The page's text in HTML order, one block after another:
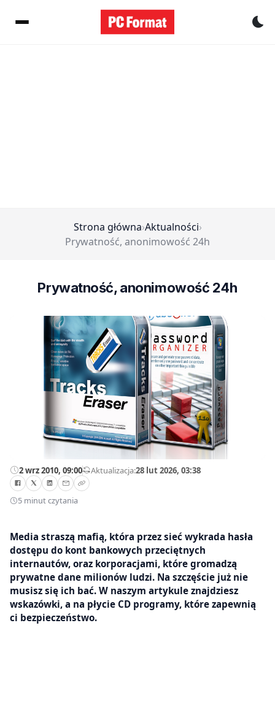
Strona główna›Aktualności›
Prywatność, anonimowość 24h
Prywatność, anonimowość 24h
2 wrz 2010, 09:00—Aktualizacja:28 lut 2026, 03:38
5 minut czytania
Media straszą mafią, która przez sieć wykrada hasła
dostępu do kont bankowych przeciętnych
internautów, oraz korporacjami, które gromadzą
prywatne dane milionów ludzi. Na szczęście już nie
musisz się ich bać. W naszym artykule znajdziesz
wskazówki, a na płycie CD programy, które zapewnią
ci bezpieczeństwo.